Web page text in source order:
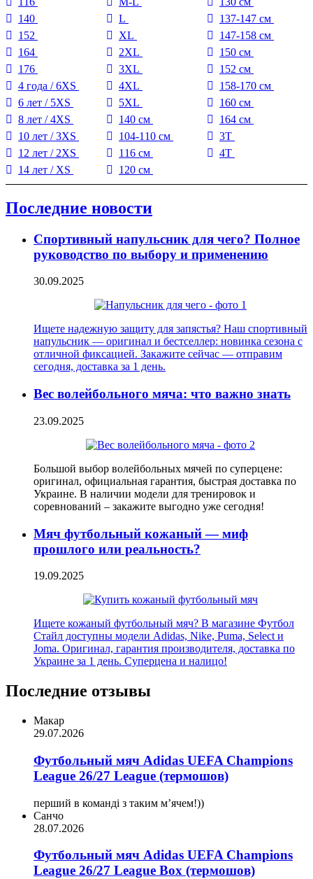
140
152
164
176
4 года / 6XS
6 лет / 5XS
8 лет / 4XS
10 лет / 3XS
12 лет / 2XS
14 лет / XS
L
XL
2XL
3XL
4XL
5XL
140 см
104-110 см
116 см
120 см
137-147 см
147-158 см
150 см
152 см
158-170 см
160 см
164 см
3T
4T
Последние новости
Спортивный напульсник для чего? Полное
руководство по выбору и применению
30.09.2025
Ищете надежную защиту для запястья? Наш спортивный
напульсник — оригинал и бестселлер: новинка сезона с
отличной фиксацией. Закажите сейчас — отправим
сегодня, доставка за 1 день.
Вес волейбольного мяча: что важно знать
23.09.2025
Большой выбор волейбольных мячей по суперцене:
оригинал, официальная гарантия, быстрая доставка по
Украине. В наличии модели для тренировок и
соревнований – закажите выгодно уже сегодня!
Мяч футбольный кожаный — миф
прошлого или реальность?
19.09.2025
Ищете кожаный футбольный мяч? В магазине Футбол
Стайл доступны модели Adidas, Nike, Puma, Select и
Joma. Оригинал, гарантия производителя, доставка по
Украине за 1 день. Суперцена и налицо!
Последние отзывы
Макар
29.07.2026
Футбольный мяч Adidas UEFA Champions
League 26/27 League (термошов)
перший в команді з таким мʼячем!))
Санчо
28.07.2026
Футбольный мяч Adidas UEFA Champions
League 26/27 League Box (термошов)